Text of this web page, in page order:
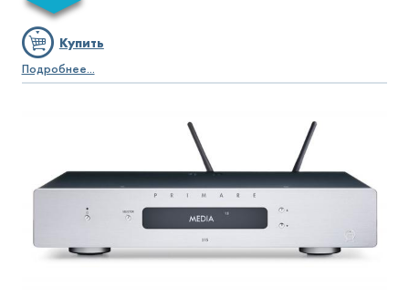
Купить
Подробнее...